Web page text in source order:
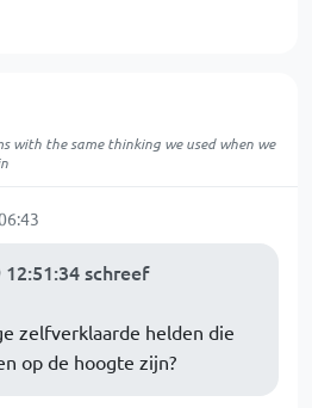
with the same thinking we used when we
schreef
zelfverklaarde helden die
op de hoogte zijn?